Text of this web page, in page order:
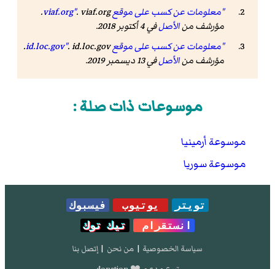
"معلومات عن كسب على موقع viaf.org"
. viaf.org.
مؤرشف منالأصلفي 4 أكتوبر 2018.
"معلومات عن كسب على موقع id.loc.gov"
. id.loc.gov.
مؤرشف منالأصلفي 13 ديسمبر 2019.
موسوعات ذات صلة :
موسوعة أرمينيا
موسوعة سوريا
تويتر يوتيوب
فيسبوك
انستقرام
تيك توك
سياسة الخصوصية | من نحن | إتصل بنا